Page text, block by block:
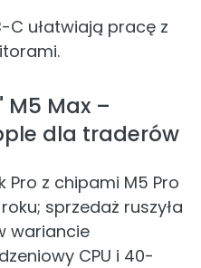
C ułatwiają pracę z
M5 Max –
dla traderów
Pro z chipami M5 Pro
sprzedaż ruszyła
wariancie
CPU i 40-